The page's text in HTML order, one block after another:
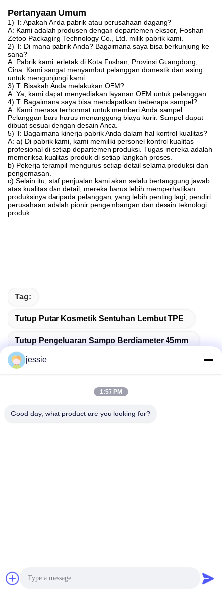
Pertanyaan Umum
1) T: Apakah Anda pabrik atau perusahaan dagang?
A: Kami adalah produsen dengan departemen ekspor, Foshan
Zetoo Packaging Technology Co., Ltd. milik pabrik kami.
2) T: Di mana pabrik Anda? Bagaimana saya bisa berkunjung ke
sana?
A: Pabrik kami terletak di Kota Foshan, Provinsi Guangdong,
Cina. Kami sangat menyambut pelanggan domestik dan asing
untuk mengunjungi kami.
3) T: Bisakah Anda melakukan OEM?
A: Ya, kami dapat menyediakan layanan OEM untuk pelanggan.
4) T: Bagaimana saya bisa mendapatkan beberapa sampel?
A: Kami merasa terhormat untuk memberi Anda sampel.
Pelanggan baru harus menanggung biaya kurir. Sampel dapat
dibuat sesuai dengan desain Anda.
5) T: Bagaimana kinerja pabrik Anda dalam hal kontrol kualitas?
A: a) Di pabrik kami, kami memiliki personel kontrol kualitas
profesional di setiap departemen produksi. Tugas mereka adalah
memeriksa kualitas produk di setiap langkah proses.
b) Pekerja terampil mengurus setiap detail selama produksi dan
pengemasan.
c) Selain itu, staf penjualan kami akan selalu bertanggung jawab
atas kualitas dan detail, mereka harus lebih memperhatikan
produksinya daripada pelanggan; yang lebih penting lagi, pendiri
perusahaan adalah pionir pengembangan dan desain teknologi
produk.
Tag:
Tutup Putar Kosmetik Sentuhan Lembut TPE
Tutup Pengeluaran Sampo Berdiameter 45mm
Tutup Dispenser Pusat Kosmetik Dengan Garansi
jessie
1:57 PM
Good day, what product are you looking for?